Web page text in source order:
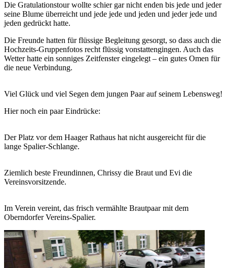
Die Gratulationstour wollte schier gar nicht enden bis jede und jeder
seine Blume überreicht und jede jede und jeden und jeder jede und
jeden gedrückt hatte.
Die Freunde hatten für flüssige Begleitung gesorgt, so dass auch die
Hochzeits-Gruppenfotos recht flüssig vonstattengingen. Auch das
Wetter hatte ein sonniges Zeitfenster eingelegt – ein gutes Omen für
die neue Verbindung.
Viel Glück und viel Segen dem jungen Paar auf seinem Lebensweg!
Hier noch ein paar Eindrücke:
Der Platz vor dem Haager Rathaus hat nicht ausgereicht für die
lange Spalier-Schlange.
Ziemlich beste Freundinnen, Chrissy die Braut und Evi die
Vereinsvorsitzende.
Im Verein vereint, das frisch vermählte Brautpaar mit dem
Oberndorfer Vereins-Spalier.